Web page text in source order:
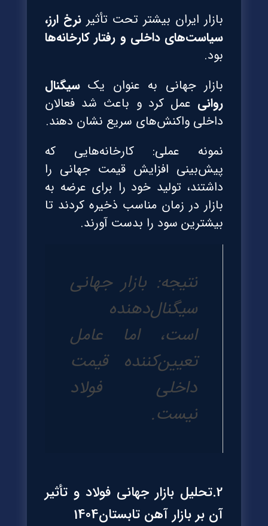
بازار ایران بیشتر تحت تأثیر نرخ ارز،
سیاست‌های داخلی و رفتار کارخانه‌ها
بود.
بازار جهانی به عنوان یک سیگنال
روانی عمل کرد و باعث شد فعالان
داخلی واکنش‌های سریع نشان دهند.
نمونه عملی: کارخانه‌هایی که
پیش‌بینی افزایش قیمت جهانی را
داشتند، تولید خود را برای عرضه به
بازار در زمان مناسب ذخیره کردند تا
بیشترین سود را بدست آورند.
نتیجه: بازار جهانی
سیگنال‌دهنده
است، اما عامل
تعیین‌کننده قیمت
داخلی فولاد
نیست.
2.تحلیل بازار جهانی فولاد و تأثیر
آن بر بازار آهن تابستان1404